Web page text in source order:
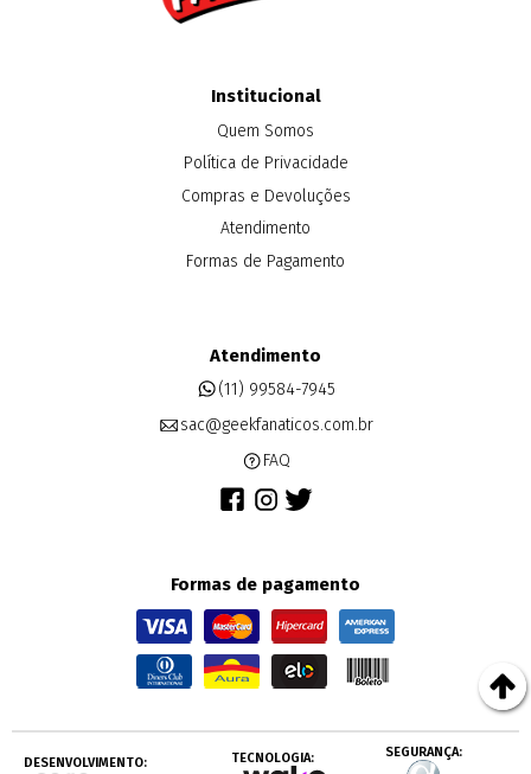
Institucional
Quem Somos
Política de Privacidade
Compras e Devoluções
Atendimento
Formas de Pagamento
Atendimento
(11) 99584-7945
sac@geekfanaticos.com.br
FAQ
Formas de pagamento
DESENVOLVIMENTO: TECNOLOGIA: SEGURANÇA: